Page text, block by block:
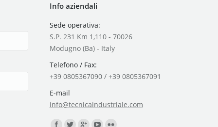
Info aziendali
Sede operativa:
S.P. 231 Km 1,110 - 70026
Modugno (Ba) - Italy
Telefono / Fax:
+39 0805367090 / +39 0805367091
E-mail
info@tecnicaindustriale.com
Find us on: